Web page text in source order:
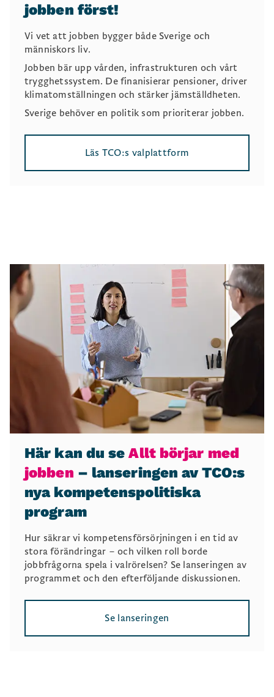
jobben först!
Vi vet att jobben bygger både Sverige och
människors liv.
Jobben bär upp vården, infrastrukturen och vårt
trygghetssystem. De finanisierar pensioner, driver
klimatomställningen och stärker jämställdheten.
Sverige behöver en politik som prioriterar jobben.
Läs TCO:s valplattform
Här kan du seAllt börjar med
jobben – lanseringen av TCO:s
nya kompetenspolitiska
program
Hur säkrar vi kompetensförsörjningen i en tid av
stora förändringar – och vilken roll borde
jobbfrågorna spela i valrörelsen? Se lanseringen av
programmet och den efterföljande diskussionen.
Se lanseringen